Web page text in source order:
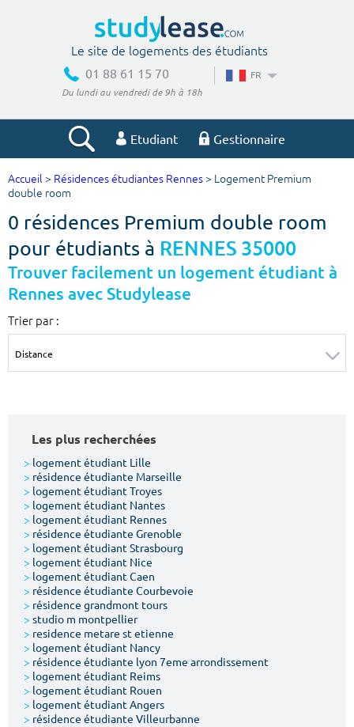
Le site de logements des étudiants
01 88 61 15 70
Du lundi au vendredi de 9h à 18h
FR
Etudiant Gestionnaire
Votre recherche
Ville, école
Budget min
€
Budget max
€
Surface min Surface max
Type de location
Votre date d'entrée
Chercher
Accueil > Résidences étudiantes Rennes > Logement Premium
double room
0 résidences Premium double room
pour étudiants à RENNES 35000
Trouver facilement un logement étudiant à
Rennes avec Studylease
Trier par :
Les plus recherchées
> logement étudiant Lille
> résidence étudiante Marseille
> logement étudiant Troyes
> logement étudiant Nantes
> logement étudiant Rennes
> résidence étudiante Grenoble
> logement étudiant Strasbourg
> logement étudiant Nice
> logement étudiant Caen
> résidence étudiante Courbevoie
> résidence grandmont tours
> studio m montpellier
> residence metare st etienne
> logement étudiant Nancy
> résidence étudiante lyon 7eme arrondissement
> logement étudiant Reims
> logement étudiant Rouen
> logement étudiant Angers
> résidence étudiante Villeurbanne